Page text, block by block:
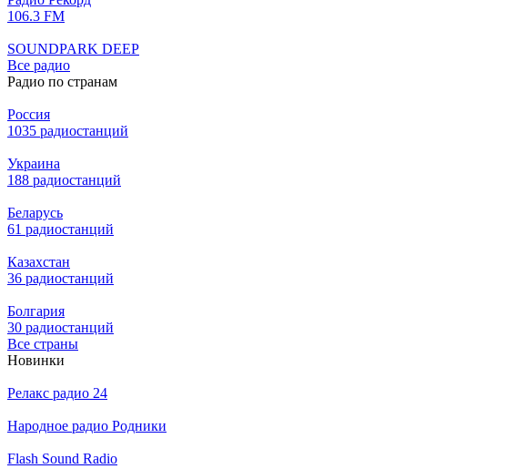
106.3 FM
SOUNDPARK DEEP
Все радио
Радио по странам
Россия
1035 радиостанций
Украина
188 радиостанций
Беларусь
61 радиостанций
Казахстан
36 радиостанций
Болгария
30 радиостанций
Все страны
Новинки
Релакс радио 24
Народное радио Родники
Flash Sound Radio